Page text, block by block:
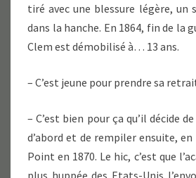
tiré avec une blessure légère, un
dans la hanche. En 1864, fin de la
Clem est démobilisé à… 13 ans.
– C’est jeune pour prendre sa
– C’est bien pour ça qu’il décide
d’abord et de rempiler ensuite, en
Point en 1870. Le hic, c’est que
plus huppée des Etats-Unis